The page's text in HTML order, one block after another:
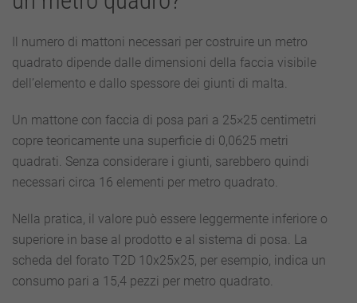
Il numero di mattoni necessari per costruire un metro
quadrato dipende dalle dimensioni della faccia visibile
dell’elemento e dallo spessore dei giunti di malta.
Un mattone con faccia di posa pari a 25×25 centimetri
copre teoricamente una superficie di 0,0625 metri
quadrati. Senza considerare i giunti, sarebbero quindi
necessari circa 16 elementi per metro quadrato.
Nella pratica, il valore può essere leggermente inferiore o
superiore in base al prodotto e al sistema di posa. La
scheda del forato T2D 10x25x25, per esempio, indica un
consumo pari a 15,4 pezzi per metro quadrato.